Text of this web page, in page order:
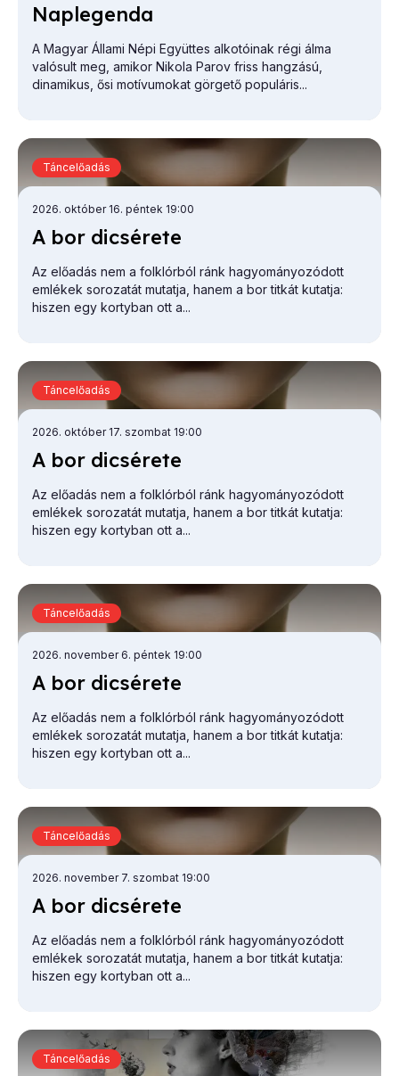
Nap­le­gen­da
A Magyar Állami Népi Együttes alkotóinak régi álma
valósult meg, amikor Nikola Parov friss hangzású,
dinamikus, ősi motívumokat görgető populáris...
A bor di­csé­re­te
2026. október 16. péntek 19:00
Az előadás nem a folklórból ránk hagyományozódott
emlékek sorozatát mutatja, hanem a bor titkát kutatja:
hiszen egy kortyban ott a...
Táncelőadás
A bor di­csé­re­te
2026. október 17. szombat 19:00
Az előadás nem a folklórból ránk hagyományozódott
emlékek sorozatát mutatja, hanem a bor titkát kutatja:
hiszen egy kortyban ott a...
Táncelőadás
A bor di­csé­re­te
2026. november 6. péntek 19:00
Az előadás nem a folklórból ránk hagyományozódott
emlékek sorozatát mutatja, hanem a bor titkát kutatja:
hiszen egy kortyban ott a...
Táncelőadás
A bor di­csé­re­te
2026. november 7. szombat 19:00
Az előadás nem a folklórból ránk hagyományozódott
emlékek sorozatát mutatja, hanem a bor titkát kutatja:
hiszen egy kortyban ott a...
Táncelőadás
Táncelőadás